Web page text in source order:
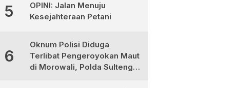
5
OPINI: Jalan Menuju
Kesejahteraan Petani
6
Oknum Polisi Diduga
Terlibat Pengeroyokan Maut
di Morowali, Polda Sulteng